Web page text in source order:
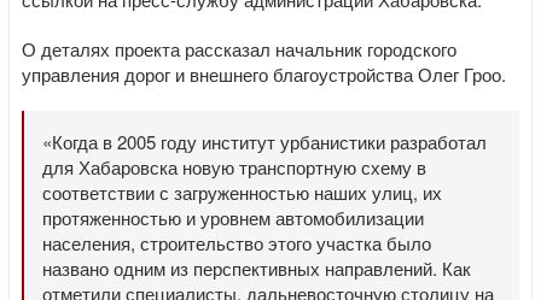
О деталях проекта рассказал начальник городского
управления дорог и внешнего благоустройства Олег Гроо.
«Когда в 2005 году институт урбанистики разработал
для Хабаровска новую транспортную схему в
соответствии с загруженностью наших улиц, их
протяженностью и уровнем автомобилизации
населения, строительство этого участка было
названо одним из перспективных направлений. Как
отметили специалисты, дальневосточную столицу на